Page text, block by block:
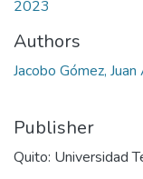
2023
Authors
Jacobo Gómez,
Publisher
Quito: Universidad